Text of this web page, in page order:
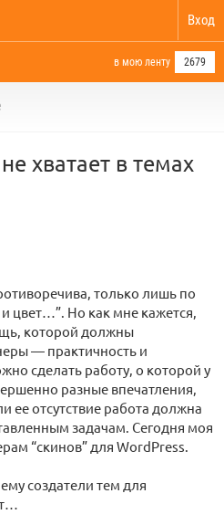
Вход
в мою ленту 2679
хватает в темах
только лишь по
цвет…”. Но как мне кажется,
которой должны
— практичность и
сделать работу, о которой у
разные впечатления,
ее отсутствие работа должна
задачам. Сегодня моя
“скинов” для WordPress.
создатели тем для